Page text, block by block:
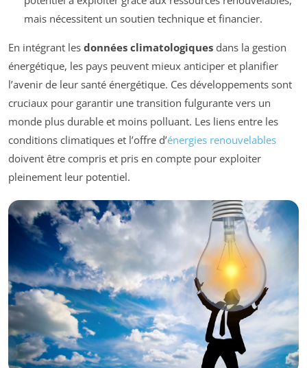
mais nécessitent un soutien technique et financier.
En intégrant les données climatologiques dans la gestion
énergétique, les pays peuvent mieux anticiper et planifier
l’avenir de leur santé énergétique. Ces développements sont
cruciaux pour garantir une transition fulgurante vers un
monde plus durable et moins polluant. Les liens entre les
conditions climatiques et l’offre d’énergies renouvelables
doivent être compris et pris en compte pour exploiter
pleinement leur potentiel.